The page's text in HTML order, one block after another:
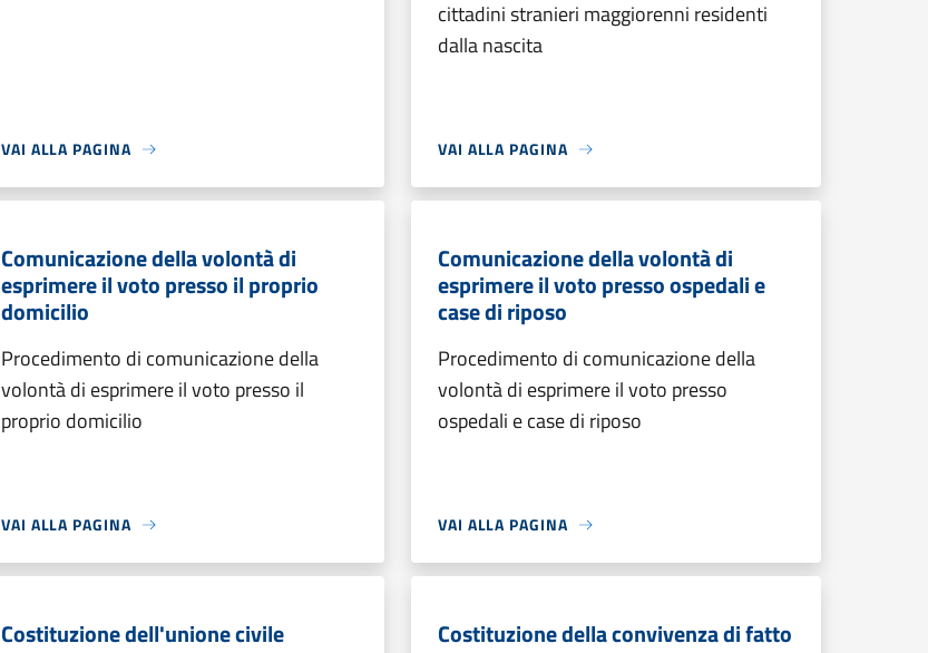
VAI ALLA PAGINA
cittadini stranieri maggiorenni residenti
dalla nascita
VAI ALLA PAGINA
Comunicazione della volontà di
esprimere il voto presso il proprio
domicilio
Procedimento di comunicazione della
volontà di esprimere il voto presso il
proprio domicilio
VAI ALLA PAGINA
Comunicazione della volontà di
esprimere il voto presso ospedali e
case di riposo
Procedimento di comunicazione della
volontà di esprimere il voto presso
ospedali e case di riposo
VAI ALLA PAGINA
Costituzione dell'unione civile Costituzione della convivenza di fatto